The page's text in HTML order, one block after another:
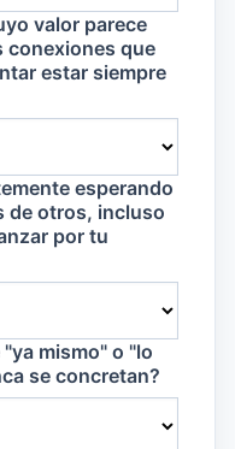
valor parece
conexiones que
estar siempre
esperando
de otros, incluso
por tu
mismo" o "lo
se concretan?